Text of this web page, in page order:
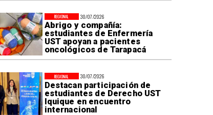
30/07/2026
Abrigo y compañía:
estudiantes de Enfermería
UST apoyan a pacientes
oncológicos de Tarapacá
REGIONAL
30/07/2026
Destacan participación de
estudiantes de Derecho UST
Iquique en encuentro
internacional
REGIONAL